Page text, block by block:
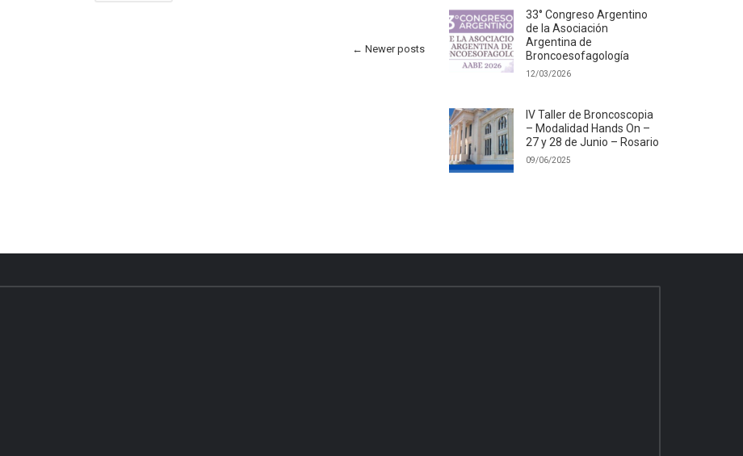
← Newer posts
33° Congreso Argentino
de la Asociación
Argentina de
Broncoesofagología
12/03/2026
IV Taller de Broncoscopia
– Modalidad Hands On –
27 y 28 de Junio – Rosario
09/06/2025